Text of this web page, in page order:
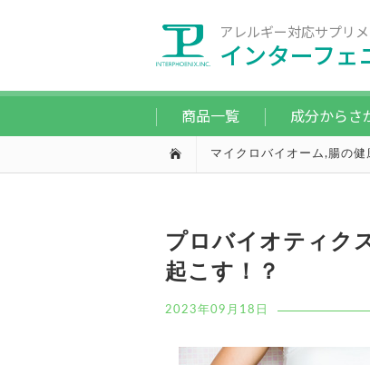
アレルギー対応サプリ
インターフェ
商品一覧 成分からさ
マイクロバイオーム,腸の健
プロバイオティク
起こす！？
2023年09月18日